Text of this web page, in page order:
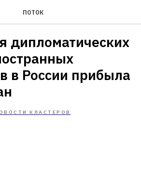
ПОТОК
дипломатических
в России прибыла
КЛАСТЕРОВ